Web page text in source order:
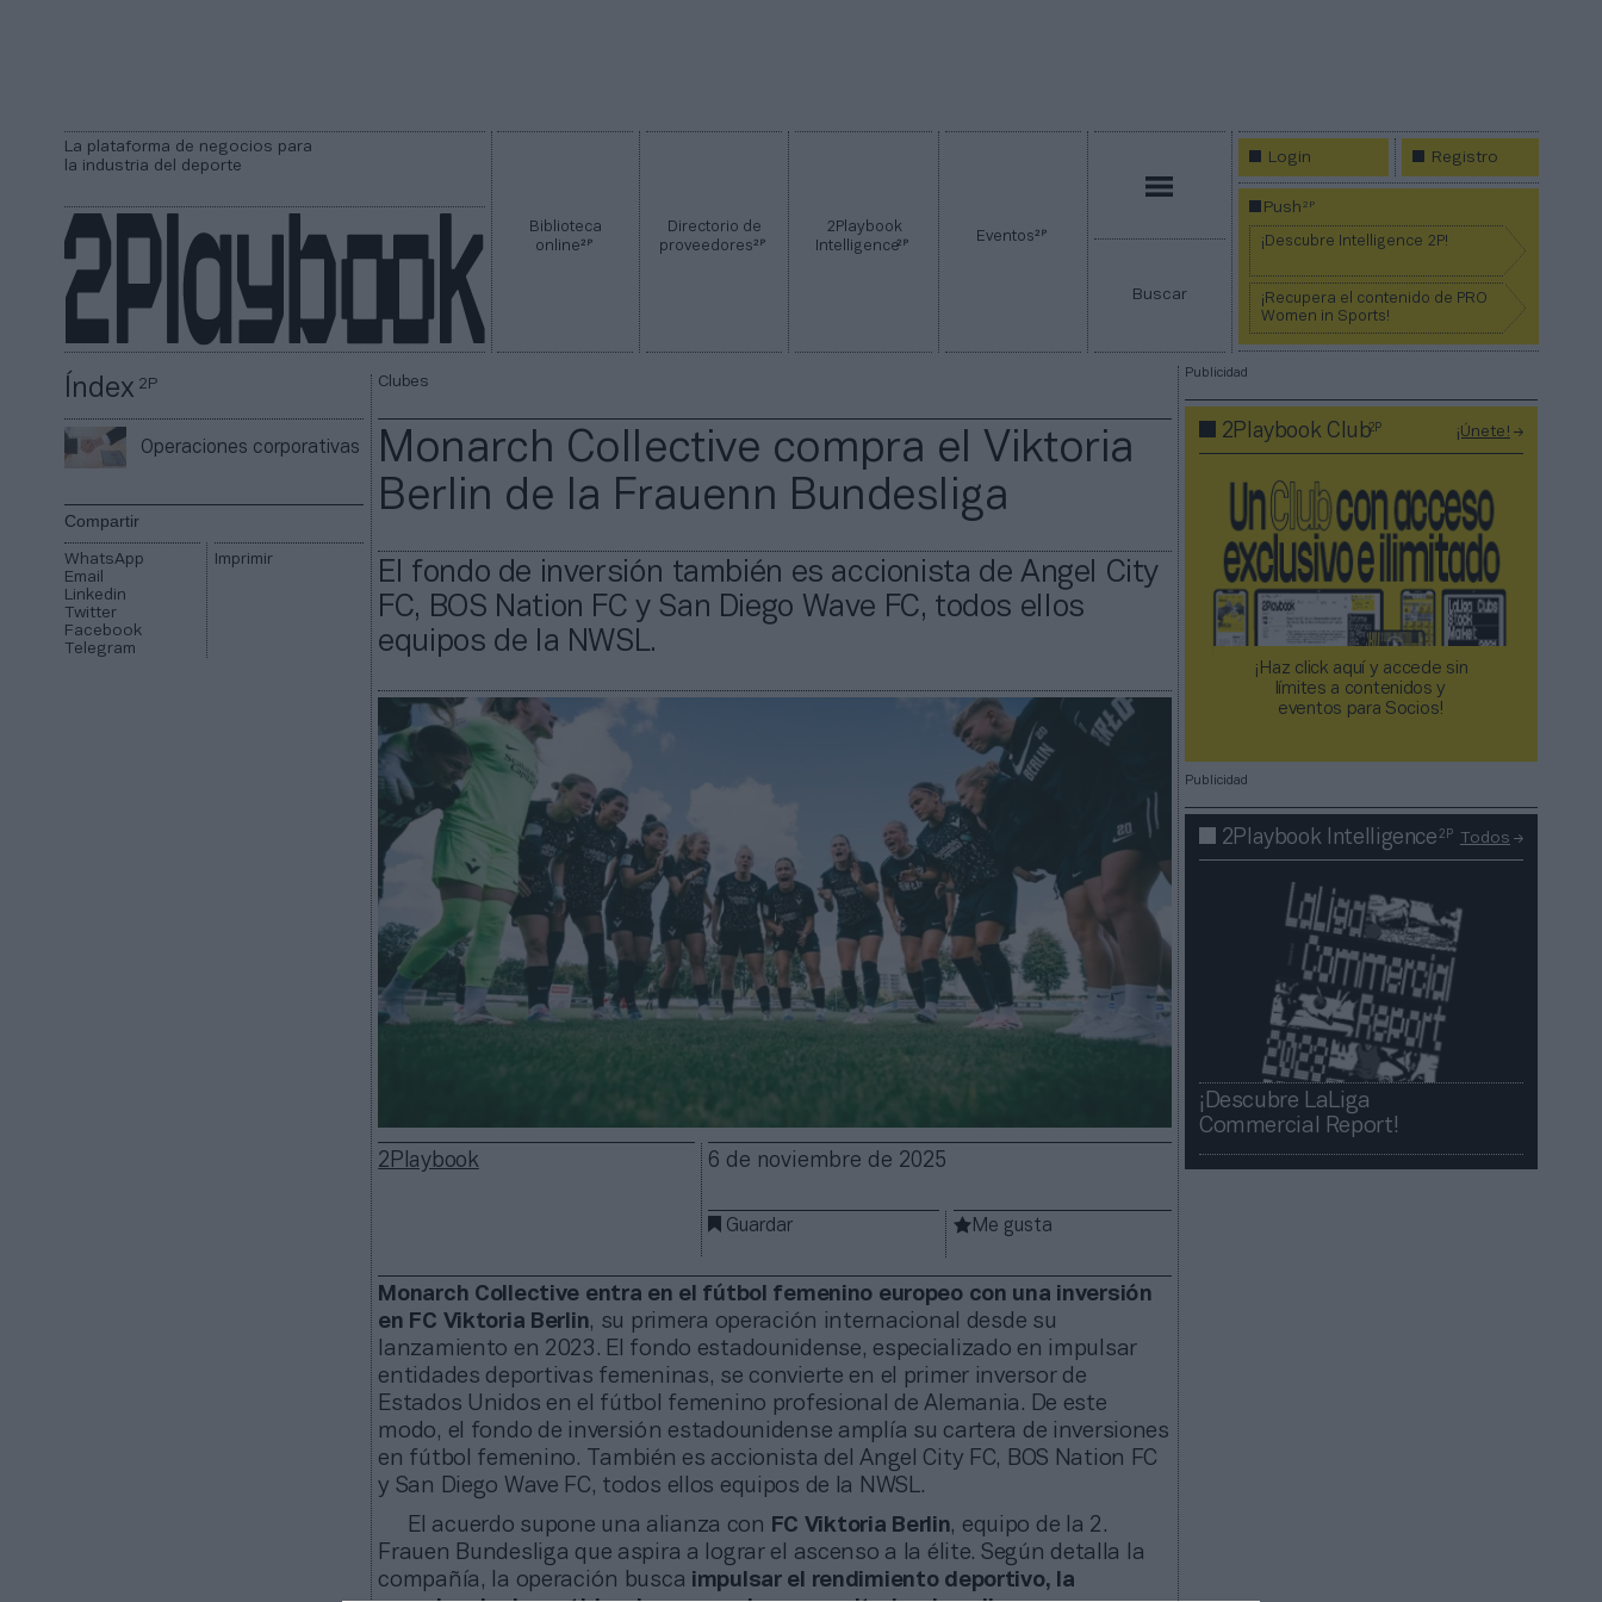
La plataforma de negocios para
la industria del deporte
Biblioteca
online2P
Directorio de
proveedores2P
2Playbook
Intelligence2P Eventos2P
Buscar
Login Registro
Push2P
¡Descubre Intelligence 2P!
¡Recupera el contenido de PRO
Women in Sports!
Índex2P
Operaciones corporativas
Compartir
WhatsApp
Email
Linkedin
Twitter
Facebook
Telegram
Imprimir
Clubes
Monarch Collective compra el Viktoria
Berlin de la Frauenn Bundesliga
El fondo de inversión también es accionista de Angel City
FC, BOS Nation FC y San Diego Wave FC, todos ellos
equipos de la NWSL.
2Playbook 6 de noviembre de 2025
Guardar Me gusta
Monarch Collective entra en el fútbol femenino europeo con una inversión
en FC Viktoria Berlin, su primera operación internacional desde su
lanzamiento en 2023. El fondo estadounidense, especializado en impulsar
entidades deportivas femeninas, se convierte en el primer inversor de
Estados Unidos en el fútbol femenino profesional de Alemania. De este
modo, el fondo de inversión estadounidense amplía su cartera de inversiones
en fútbol femenino. También es accionista del Angel City FC, BOS Nation FC
y San Diego Wave FC, todos ellos equipos de la NWSL.
El acuerdo supone una alianza con FC Viktoria Berlin, equipo de la 2.
Frauen Bundesliga que aspira a lograr el ascenso a la élite. Según detalla la
compañía, la operación busca impulsar el rendimiento deportivo, la
Publicidad
2Playbook Club2P ¡Únete!
¡Haz click aquí y accede sin
límites a contenidos y
eventos para Socios!​​​​​​​
Publicidad
2Playbook Intelligence2P Todos
¡Descubre LaLiga
Commercial Report!​​